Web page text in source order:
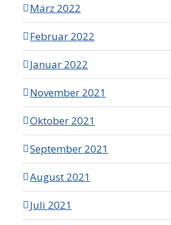
März 2022
Februar 2022
Januar 2022
November 2021
Oktober 2021
September 2021
August 2021
Juli 2021